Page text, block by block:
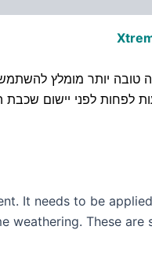
טובה יותר מומלץ
It needs to be
weathering. These